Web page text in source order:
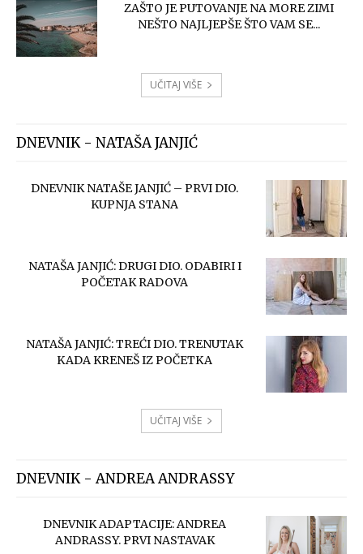
ZAŠTO JE PUTOVANJE NA MORE ZIMI
NEŠTO NAJLJEPŠE ŠTO VAM SE...
UČITAJ VIŠE
DNEVNIK - NATAŠA JANJIĆ
DNEVNIK NATAŠE JANJIĆ – PRVI DIO.
KUPNJA STANA
NATAŠA JANJIĆ: DRUGI DIO. ODABIRI I
POČETAK RADOVA
NATAŠA JANJIĆ: TREĆI DIO. TRENUTAK
KADA KRENEŠ IZ POČETKA
UČITAJ VIŠE
DNEVNIK - ANDREA ANDRASSY
DNEVNIK ADAPTACIJE: ANDREA
ANDRASSY. PRVI NASTAVAK